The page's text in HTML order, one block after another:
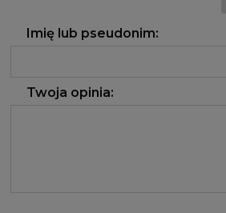
Imię lub pseudonim:
Twoja opinia: